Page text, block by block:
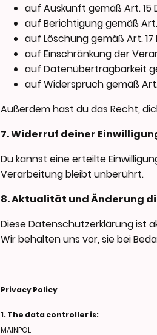
auf Auskunft gemäß Art. 15
auf Berichtigung gemäß Art.
auf Löschung gemäß Art. 17
auf Einschränkung der
auf Datenübertragbarkeit
auf Widerspruch gemäß Art.
Außerdem hast du das Recht,
7. Widerruf deiner
Du kannst eine erteilte
Verarbeitung bleibt unberührt.
8. Aktualität und Änderung
Diese Datenschutzerklärung ist
Wir behalten uns vor, sie bei
Privacy Policy
1. The data controller is:
MAINPOL